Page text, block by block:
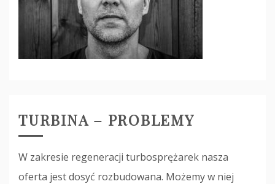
TURBINA – PROBLEMY
W zakresie regeneracji turbosprężarek nasza
oferta jest dosyć rozbudowana. Możemy w niej